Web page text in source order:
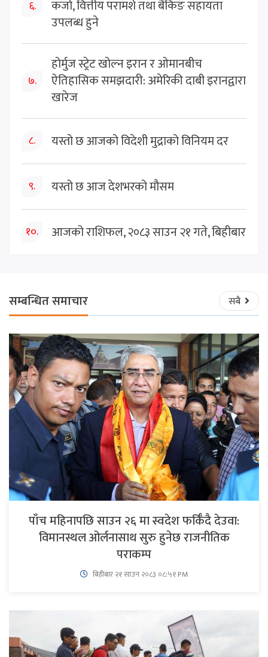
६.
कर्जा, वित्तीय परामर्श तथा बैंकिङ सहायता
उपलब्ध हुने
७.
होर्मुज स्ट्रेट खोल्न इरान र ओमानबीच
ऐतिहासिक समझदारी: अमेरिकी दाबी इरानद्वारा
खारेज
८. यस्तो छ आजको विदेशी मुद्राको विनियम दर
९. यस्तो छ आज देशभरको मौसम
१०. आजको राशिफल, २०८३ साउन २१ गते, बिहीबार
सम्बन्धित समाचार सबै
पाँच महिनापछि साउन २६ मा स्वदेश फर्किँदै देउवा:
विमानस्थल ओर्लनासाथ सुरु हुनेछ राजनीतिक
पराकम्प
बिहीबार २१ साउन २०८३ ०८:५१ PM